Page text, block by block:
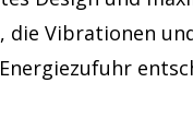
die Vibrationen